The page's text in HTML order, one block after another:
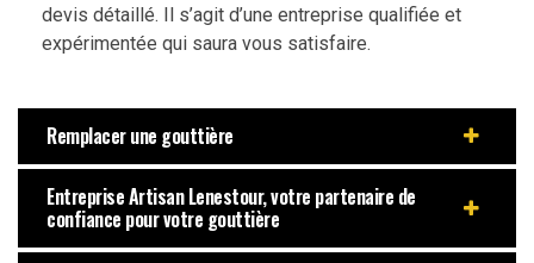
devis détaillé. Il s’agit d’une entreprise qualifiée et
expérimentée qui saura vous satisfaire.
Remplacer une gouttière
Entreprise Artisan Lenestour, votre partenaire de
confiance pour votre gouttière